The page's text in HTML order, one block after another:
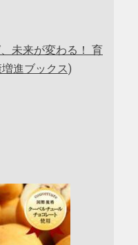
未来が変わる！ 育
進ブックス)